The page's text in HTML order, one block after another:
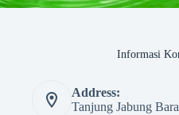
Informasi
Address:
Tanjung Jabung